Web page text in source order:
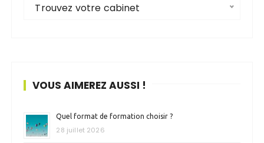
Trouvez votre cabinet
VOUS AIMEREZ AUSSI !
Quel format de formation choisir ?
28 juillet 2026